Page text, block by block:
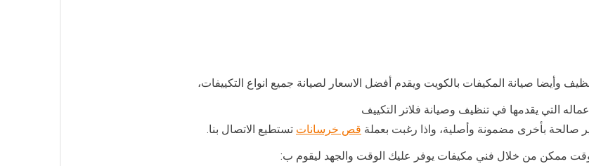
صيانة المكيفات بالكويت ويقدم أفضل الاسعار لصيانة جميع انواع التكييفات،
التي يقدمها في تنظيف وصيانة فلاتر التكييف
صالحة بأخرى مضمونة وأصلية، واذا رغبت بعملة قص خرسانات تستطيع الاتصال بنا.
وقت ممكن من خلال فني مكيفات يوفر عليك الوقت والجهد ليقوم ب: